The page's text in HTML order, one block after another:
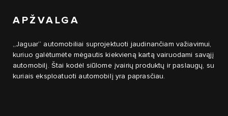
APŽVALGA
„Jaguar“ automobiliai suprojektuoti jaudinančiam važiavimui,
kuriuo galėtumėte mėgautis kiekvieną kartą vairuodami savąjį
automobilį. Štai kodėl siūlome įvairių produktų ir paslaugų, su
kuriais eksploatuoti automobilį yra paprasčiau.